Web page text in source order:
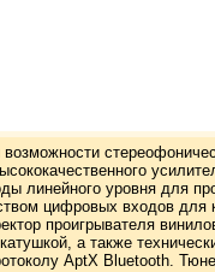
линейного уровня для
цифровых входов для
проигрывателя
а также
AptX Bluetooth.